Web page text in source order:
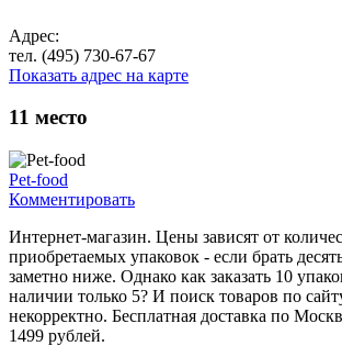
Адрес:
тел. (495) 730-67-67
Показать адрес на карте
11 место
Pet-food
Комментировать
Интернет-магазин. Цены зависят от
приобретаемых упаковок - если брать
заметно ниже. Однако как заказать 10
наличии только 5? И поиск товаров по
некорректно. Бесплатная доставка по
1499 рублей.